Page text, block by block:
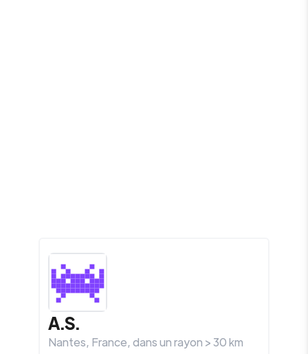
A.S.
Nantes, France, dans un rayon >30km